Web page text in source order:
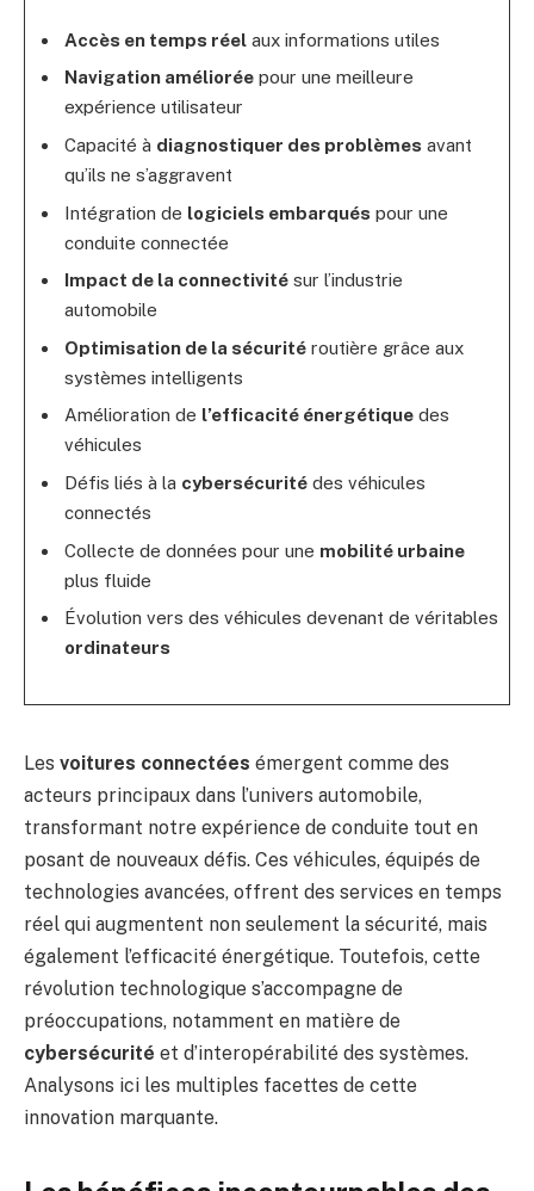
Accès en temps réelaux informations utiles
Navigation amélioréepour une meilleure
expérience utilisateur
Capacité à diagnostiquer des problèmes avant
qu’ils ne s’aggravent
Intégration de logiciels embarqués pour une
conduite connectée
Impact de la connectivitésur l’industrie
automobile
Optimisation de la sécuritéroutière grâce aux
systèmes intelligents
Amélioration de l’efficacité énergétiquedes
véhicules
Défis liés à la cybersécuritédes véhicules
connectés
Collecte de données pour une mobilité urbaine
plus fluide
Évolution vers des véhicules devenant de véritables
ordinateurs
Les voitures connectées émergent comme des
acteurs principaux dans l’univers automobile,
transformant notre expérience de conduite tout en
posant de nouveaux défis. Ces véhicules, équipés de
technologies avancées, offrent des services en temps
réel qui augmentent non seulement la sécurité, mais
également l’efficacité énergétique. Toutefois, cette
révolution technologique s’accompagne de
préoccupations, notamment en matière de
cybersécurité et d’interopérabilité des systèmes.
Analysons ici les multiples facettes de cette
innovation marquante.